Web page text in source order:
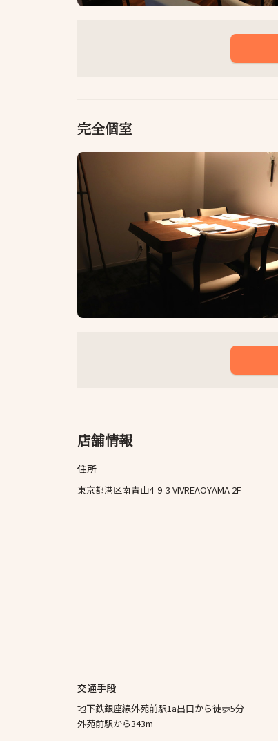
完全個室
店舗情報
住所
東京都港区南青山4-9-3 VIVREAOYAMA 2F
交通手段
地下鉄銀座線外苑前駅1a出口から徒歩5分
外苑前駅から343m